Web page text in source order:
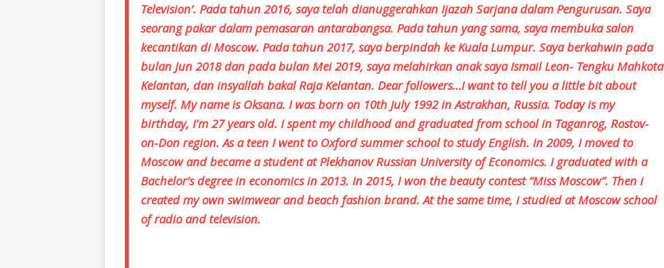
Television’. Pada tahun 2016, saya telah dianuggerahkan Ijazah Sarjana dalam Pengurusan. Saya
seorang pakar dalam pemasaran antarabangsa. Pada tahun yang sama, saya membuka salon
kecantikan di Moscow. Pada tahun 2017, saya berpindah ke Kuala Lumpur. Saya berkahwin pada
bulan Jun 2018 dan pada bulan Mei 2019, saya melahirkan anak saya Ismail Leon- Tengku Mahkota
Kelantan, dan insyallah bakal Raja Kelantan. Dear followers…I want to tell you a little bit about
myself. My name is Oksana. I was born on 10th July 1992 in Astrakhan, Russia. Today is my
birthday, I’m 27 years old. I spent my childhood and graduated from school in Taganrog, Rostov-
on-Don region. As a teen I went to Oxford summer school to study English. In 2009, I moved to
Moscow and became a student at Plekhanov Russian University of Economics. I graduated with a
Bachelor’s degree in economics in 2013. In 2015, I won the beauty contest “Miss Moscow”. Then i
created my own swimwear and beach fashion brand. At the same time, i studied at Moscow school
of radio and television.